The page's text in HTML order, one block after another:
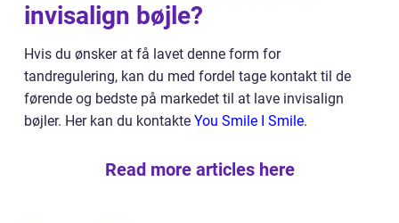
invisalign bøjle?
Hvis du ønsker at få lavet denne form for
tandregulering, kan du med fordel tage kontakt til de
førende og bedste på markedet til at lave invisalign
bøjler. Her kan du kontakte You Smile I Smile.
Read more articles here